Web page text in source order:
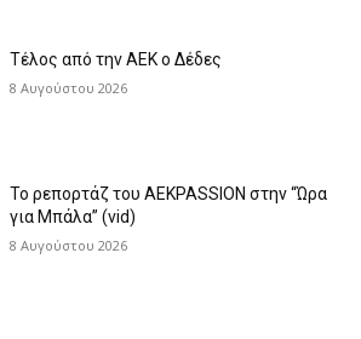
Τέλος από την ΑΕΚ ο Δέδες
8 Αυγούστου 2026
Το ρεπορτάζ του AEKPASSION στην “Ώρα
για Μπάλα” (vid)
8 Αυγούστου 2026